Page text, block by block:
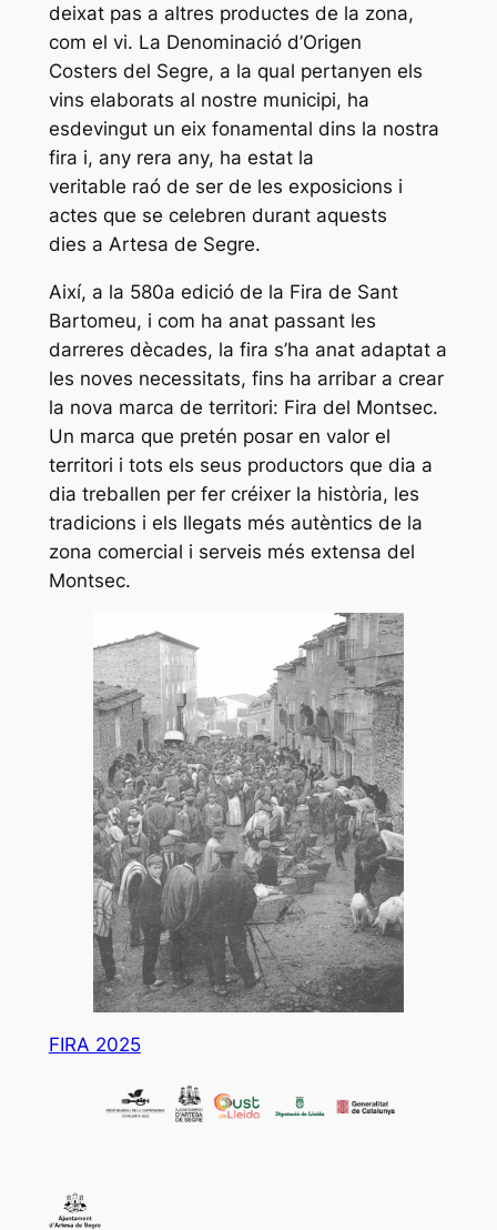
deixat pas a altres productes de la zona,
com el vi. La Denominació d’Origen
Costers del Segre, a la qual pertanyen els
vins elaborats al nostre municipi, ha
esdevingut un eix fonamental dins la nostra
fira i, any rera any, ha estat la
veritable raó de ser de les exposicions i
actes que se celebren durant aquests
dies a Artesa de Segre.
Així, a la 580a edició de la Fira de Sant
Bartomeu, i com ha anat passant les
darreres dècades, la fira s’ha anat adaptat a
les noves necessitats, fins ha arribar a crear
la nova marca de territori: Fira del Montsec.
Un marca que pretén posar en valor el
territori i tots els seus productors que dia a
dia treballen per fer créixer la història, les
tradicions i els llegats més autèntics de la
zona comercial i serveis més extensa del
Montsec.
FIRA 2025